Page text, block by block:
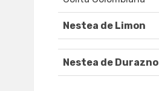
Nestea de Limon
Nestea de Durazno